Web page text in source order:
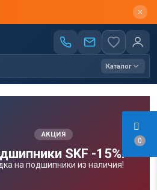
0
Каталог
АКЦИЯ
SKF -15%!
на подшипники из наличия!